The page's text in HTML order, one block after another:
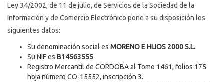
o
Ley 34/2002, de 11 de julio, de Servicios de la Sociedad de la
Información y de Comercio Electrónico pone a su disposición los
siguientes datos:
Su denominación social es MORENO E HIJOS 2000 S.L.
Su NIF es B14563555
Registro Mercantil de CORDOBA al Tomo 1461; folios 175
hoja número CO-15552, inscripción 3.